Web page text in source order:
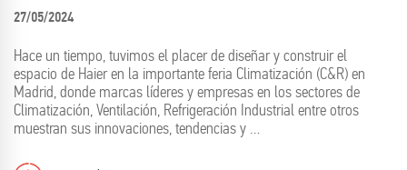
27/05/2024
Hace un tiempo, tuvimos el placer de diseñar y construir el
espacio de Haier en la importante feria Climatización (C&R) en
Madrid, donde marcas líderes y empresas en los sectores de
Climatización, Ventilación, Refrigeración Industrial entre otros
muestran sus innovaciones, tendencias y …